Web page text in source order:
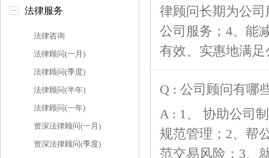
法律服务
法律咨询
法律顾问(一月)
法律顾问(季度)
法律顾问(半年)
法律顾问(一年)
资深法律顾问(一月)
资深法律顾问(季度)
律顾问长期为公
公司服务；4、能
有效、实惠地满
Q : 公司顾问有哪
A : 1、 协助公司
规范管理；2、帮
范交易风险；3、